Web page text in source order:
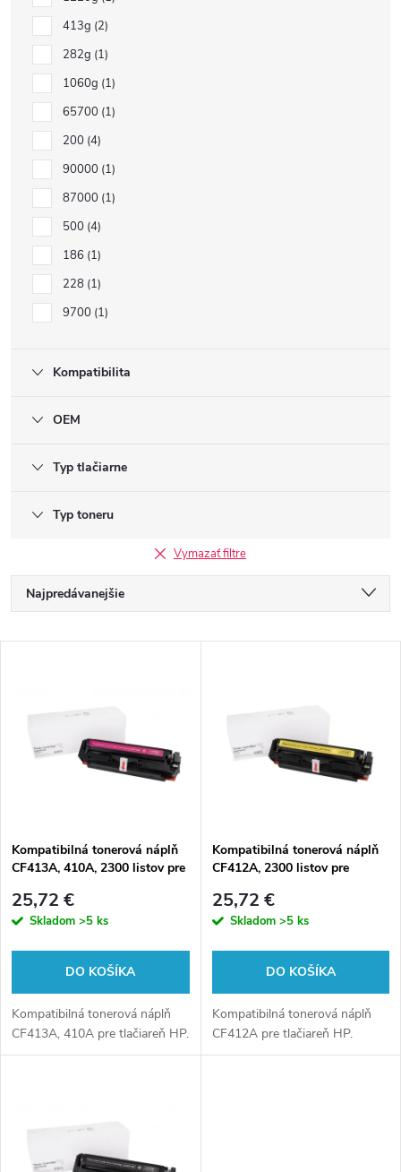
413g 2
282g 1
1060g 1
65700 1
200 4
90000 1
87000 1
500 4
186 1
228 1
9700 1
Kompatibilita
OEM
Typ tlačiarne
Typ toneru
Vymazať filtre
R
a
e
e
p
r
o
d
Najpredávanejšie
ý
s
p
r
d
u
Kompatibilná tonerová náplň
CF413A, 410A, 2300 listov pre
25,72 €
Skladom >5 ks
DO KOŠÍKA
Kompatibilná tonerová náplň
CF413A, 410A pre tlačiareň HP.
Kompatibilná tonerová náplň
CF412A, 2300 listov pre
25,72 €
Skladom >5 ks
DO KOŠÍKA
Kompatibilná tonerová náplň
CF412A pre tlačiareň HP.